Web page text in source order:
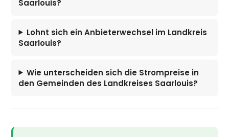
Saarlouis?
Lohnt sich ein Anbieterwechsel im Landkreis
Saarlouis?
Wie unterscheiden sich die Strompreise in
den Gemeinden des Landkreises Saarlouis?